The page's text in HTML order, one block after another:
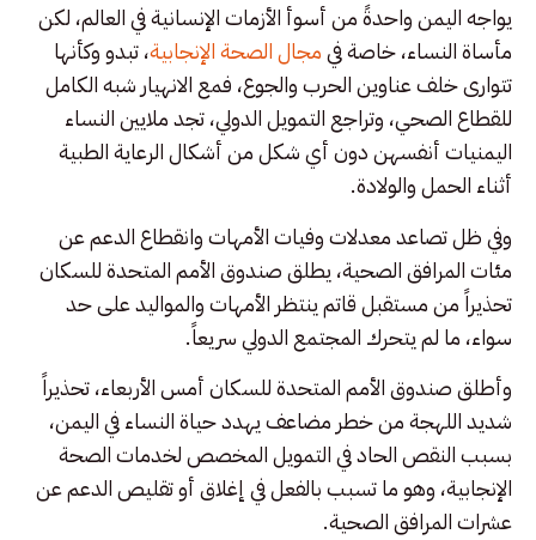
يواجه اليمن واحدةً من أسوأ الأزمات الإنسانية في العالم، لكن
مأساة النساء، خاصة فيمجال الصحة الإنجابية، تبدو وكأنها
تتوارى خلف عناوين الحرب والجوع، فمع الانهيار شبه الكامل
للقطاع الصحي، وتراجع التمويل الدولي، تجد ملايين النساء
اليمنيات أنفسهن دون أي شكل من أشكال الرعاية الطبية
أثناء الحمل والولادة.
وفي ظل تصاعد معدلات وفيات الأمهات وانقطاع الدعم عن
مئات المرافق الصحية، يطلق صندوق الأمم المتحدة للسكان
تحذيراً من مستقبل قاتم ينتظر الأمهات والمواليد على حد
سواء، ما لم يتحرك المجتمع الدولي سريعاً.
وأطلق صندوق الأمم المتحدة للسكان أمس الأربعاء، تحذيراً
شديد اللهجة من خطر مضاعف يهدد حياة النساء في اليمن،
بسبب النقص الحاد في التمويل المخصص لخدمات الصحة
الإنجابية، وهو ما تسبب بالفعل في إغلاق أو تقليص الدعم عن
عشرات المرافق الصحية.